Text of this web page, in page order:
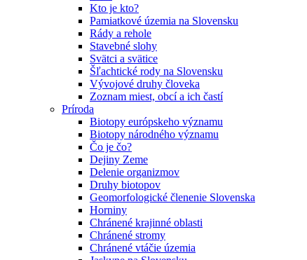
Kto je kto?
Pamiatkové územia na Slovensku
Rády a rehole
Stavebné slohy
Svätci a svätice
Šľachtické rody na Slovensku
Vývojové druhy človeka
Zoznam miest, obcí a ich častí
Príroda
Biotopy európskeho významu
Biotopy národného významu
Čo je čo?
Dejiny Zeme
Delenie organizmov
Druhy biotopov
Geomorfologické členenie Slovenska
Horniny
Chránené krajinné oblasti
Chránené stromy
Chránené vtáčie územia